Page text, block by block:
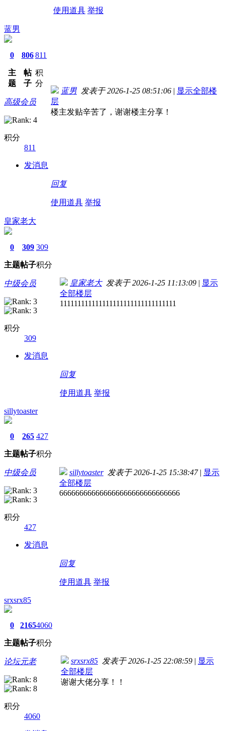
使用道具 举报
蓝男
0
主
题
806
帖
子
811
积
分
高级会员
积分
811
发消息
蓝男 发表于 2026-1-25 08:51:06 | 显示全部楼
层
楼主发贴辛苦了，谢谢楼主分享！
回复
使用道具 举报
皇家老大
0
主题
309
帖子
309
积分
中级会员
积分
309
发消息
皇家老大发表于 2026-1-25 11:13:09 | 显示
全部楼层
111111111111111111111111111111111
回复
使用道具 举报
sillytoaster
0
主题
265
帖子
427
积分
中级会员
积分
427
发消息
sillytoaster发表于 2026-1-25 15:38:47 | 显示
全部楼层
666666666666666666666666666666
回复
使用道具 举报
srxsrx85
0
主题
2165
帖子
4060
积分
论坛元老
积分
4060
srxsrx85 发表于 2026-1-25 22:08:59 | 显示
全部楼层
谢谢大佬分享！！